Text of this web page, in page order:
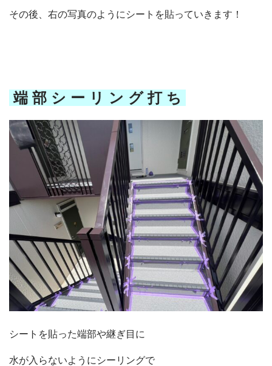
その後、右の写真のようにシートを貼っていきます！
端 部 シ ー リ ン グ 打 ち
シートを貼った端部や継ぎ目に
水が入らないようにシーリングで